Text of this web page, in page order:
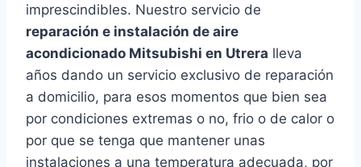
imprescindibles. Nuestro servicio de
reparación e instalación de aire
acondicionado Mitsubishi en Utrera lleva
años dando un servicio exclusivo de reparación
a domicilio, para esos momentos que bien sea
por condiciones extremas o no, frio o de calor o
por que se tenga que mantener unas
instalaciones a una temperatura adecuada, por